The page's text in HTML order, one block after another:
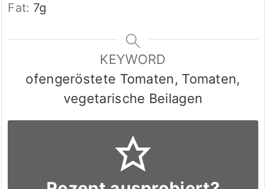
Fat: 7g
KEYWORD
ofengeröstete Tomaten, Tomaten,
vegetarische Beilagen